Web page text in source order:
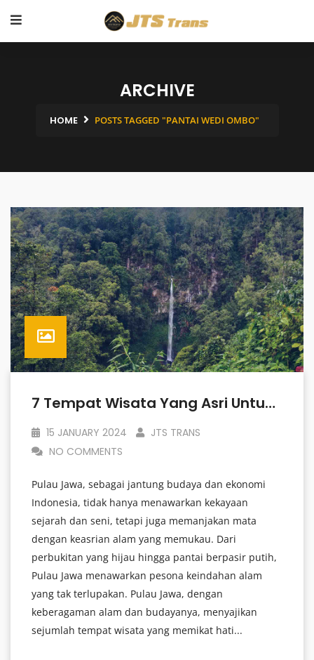
ARCHIVE
HOME POSTS TAGGED "PANTAI WEDI OMBO"
7 Tempat Wisata Yang Asri Untuk Dikunjungi Di Pulau Jawa
15 JANUARY 2024
JTS TRANS
NO COMMENTS
Pulau Jawa, sebagai jantung budaya dan ekonomi
Indonesia, tidak hanya menawarkan kekayaan
sejarah dan seni, tetapi juga memanjakan mata
dengan keasrian alam yang memukau. Dari
perbukitan yang hijau hingga pantai berpasir putih,
Pulau Jawa menawarkan pesona keindahan alam
yang tak terlupakan. Pulau Jawa, dengan
keberagaman alam dan budayanya, menyajikan
sejumlah tempat wisata yang memikat hati...